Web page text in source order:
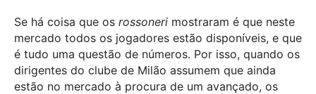
Se há coisa que os rossoneri mostraram é que neste
mercado todos os jogadores estão disponíveis, e que
é tudo uma questão de números. Por isso, quando os
dirigentes do clube de Milão assumem que ainda
estão no mercado à procura de um avançado, os